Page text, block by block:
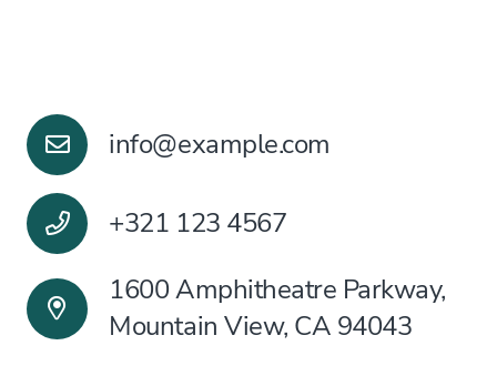
info@example.com
+321 123 4567
1600 Amphitheatre Parkway,
Mountain View, CA 94043